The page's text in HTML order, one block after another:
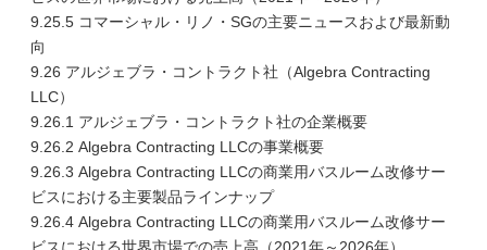
9.25.5 コマーシャル・リノ・SGの主要ニュースおよび最新動
向
9.26 アルジェブラ・コントラクト社（Algebra Contracting
LLC）
9.26.1 アルジェブラ・コントラクト社の企業概要
9.26.2 Algebra Contracting LLCの事業概要
9.26.3 Algebra Contracting LLCの商業用バスルーム改修サー
ビスにおける主要製品ラインナップ
9.26.4 Algebra Contracting LLCの商業用バスルーム改修サー